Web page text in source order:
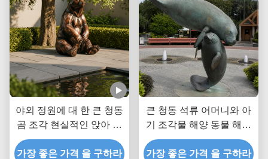
야외 정원에 대 한 큰 청동
곰 조각 현실적인 앉아 갈
색 곰 동상 공원 빌라에 대
한 사용자 지정 금속 동물
가장 좋은 가격 을 구하라
큰 청동 석류 어머니와 아
기 조각물 해양 동물 해안
정원 야외 예술 동상
가장 좋은 가격 을 구하라